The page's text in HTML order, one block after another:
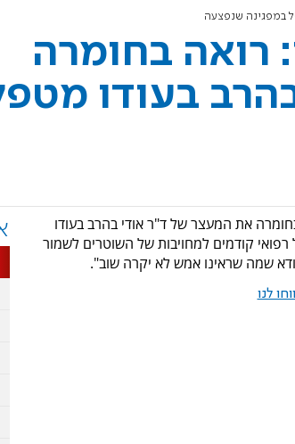
במפגינה שנפצעה
רואה בחומרה
בעודו
את המעצר של ד"ר אודי בהרב בעודו
קודמים למחויבות של השוטרים לשמור
שמה שראינו אמש לא יקרה שוב".
לנו